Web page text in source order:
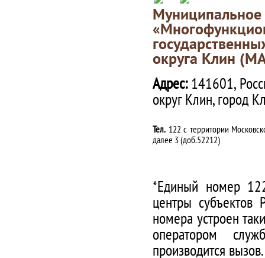
округа Клин
Адрес:141601,
округ Клин, город
Тел. 122 с территории
далее 3 (доб.52212)
*Единый номер
центры субъектов
номера устроен
оператором
производится вызов.